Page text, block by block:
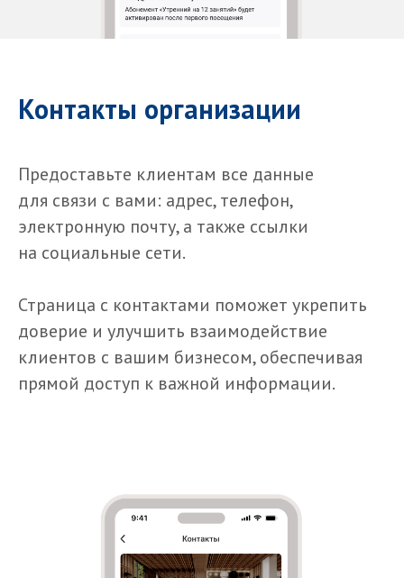
Контакты организации
Предоставьте клиентам все данные
для связи с вами: адрес, телефон,
электронную почту, а также ссылки
на социальные сети.
Страница с контактами поможет укрепить
доверие и улучшить взаимодействие
клиентов с вашим бизнесом, обеспечивая
прямой доступ к важной информации.